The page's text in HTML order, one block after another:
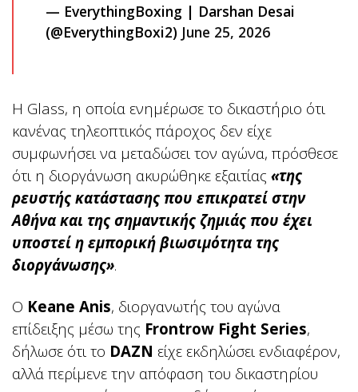
— EverythingBoxing | Darshan Desai
(@EverythingBoxi2) June 25, 2026
Η Glass, η οποία ενημέρωσε το δικαστήριο ότι
κανένας τηλεοπτικός πάροχος δεν είχε
συμφωνήσει να μεταδώσει τον αγώνα, πρόσθεσε
ότι η διοργάνωση ακυρώθηκε εξαιτίας «της
ρευστής κατάστασης που επικρατεί στην
Αθήνα και της σημαντικής ζημιάς που έχει
υποστεί η εμπορική βιωσιμότητα της
διοργάνωσης».
Ο Keane Anis, διοργανωτής του αγώνα
επίδειξης μέσω της Frontrow Fight Series,
δήλωσε ότι το DAZN είχε εκδηλώσει ενδιαφέρον,
αλλά περίμενε την απόφαση του δικαστηρίου